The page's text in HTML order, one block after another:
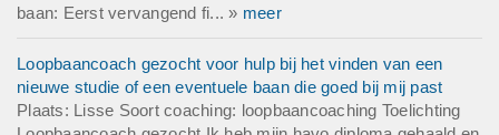
baan: Eerst vervangend fi... » meer
Loopbaancoach gezocht voor hulp bij het vinden van een
nieuwe studie of een eventuele baan die goed bij mij past
Plaats: Lisse Soort coaching: loopbaancoaching Toelichting